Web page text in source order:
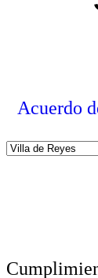
Acuerdo